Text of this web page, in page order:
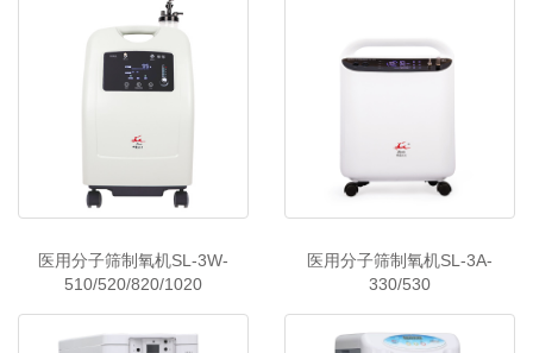
医用分子筛制氧机SL-3W-
510/520/820/1020
医用分子筛制氧机SL-3A-
330/530